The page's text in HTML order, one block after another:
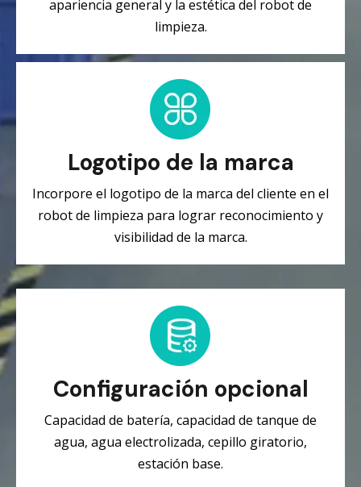
apariencia general y la estética del robot de
limpieza.
Logotipo de la marca
Incorpore el logotipo de la marca del cliente en el
robot de limpieza para lograr reconocimiento y
visibilidad de la marca.
Configuración opcional
Capacidad de batería, capacidad de tanque de
agua, agua electrolizada, cepillo giratorio,
estación base.